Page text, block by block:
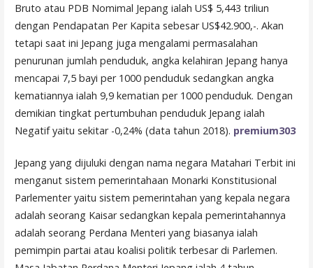
Bruto atau PDB Nomimal Jepang ialah US$ 5,443 triliun
dengan Pendapatan Per Kapita sebesar US$42.900,-. Akan
tetapi saat ini Jepang juga mengalami permasalahan
penurunan jumlah penduduk, angka kelahiran Jepang hanya
mencapai 7,5 bayi per 1000 penduduk sedangkan angka
kematiannya ialah 9,9 kematian per 1000 penduduk. Dengan
demikian tingkat pertumbuhan penduduk Jepang ialah
Negatif yaitu sekitar -0,24% (data tahun 2018). premium303
Jepang yang dijuluki dengan nama negara Matahari Terbit ini
menganut sistem pemerintahaan Monarki Konstitusional
Parlementer yaitu sistem pemerintahan yang kepala negara
adalah seorang Kaisar sedangkan kepala pemerintahannya
adalah seorang Perdana Menteri yang biasanya ialah
pemimpin partai atau koalisi politik terbesar di Parlemen.